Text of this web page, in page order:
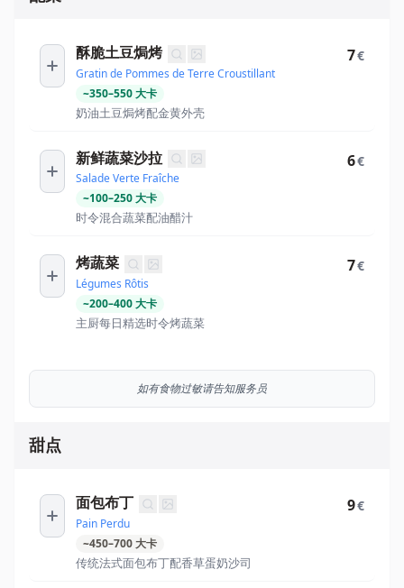
酥脆土豆焗烤
Gratin de Pommes de Terre Croustillant
~350–550大卡
奶油土豆焗烤配金黄外壳
7€
新鲜蔬菜沙拉
Salade Verte Fraîche
~100–250大卡
时令混合蔬菜配油醋汁
6€
烤蔬菜
Légumes Rôtis
~200–400大卡
主厨每日精选时令烤蔬菜
7€
如有食物过敏请告知服务员
甜点
面包布丁
Pain Perdu
~450–700大卡
传统法式面包布丁配香草蛋奶沙司
9€